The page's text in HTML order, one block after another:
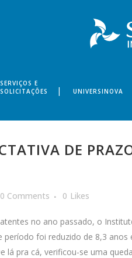
SERVIÇOS E
SOLICITAÇÕES
UNIVERSINOVA
DE
0 Comments 0 Likes
no ano passado, o
foi reduzido de 8,3
lá pra cá, verificou-se uma